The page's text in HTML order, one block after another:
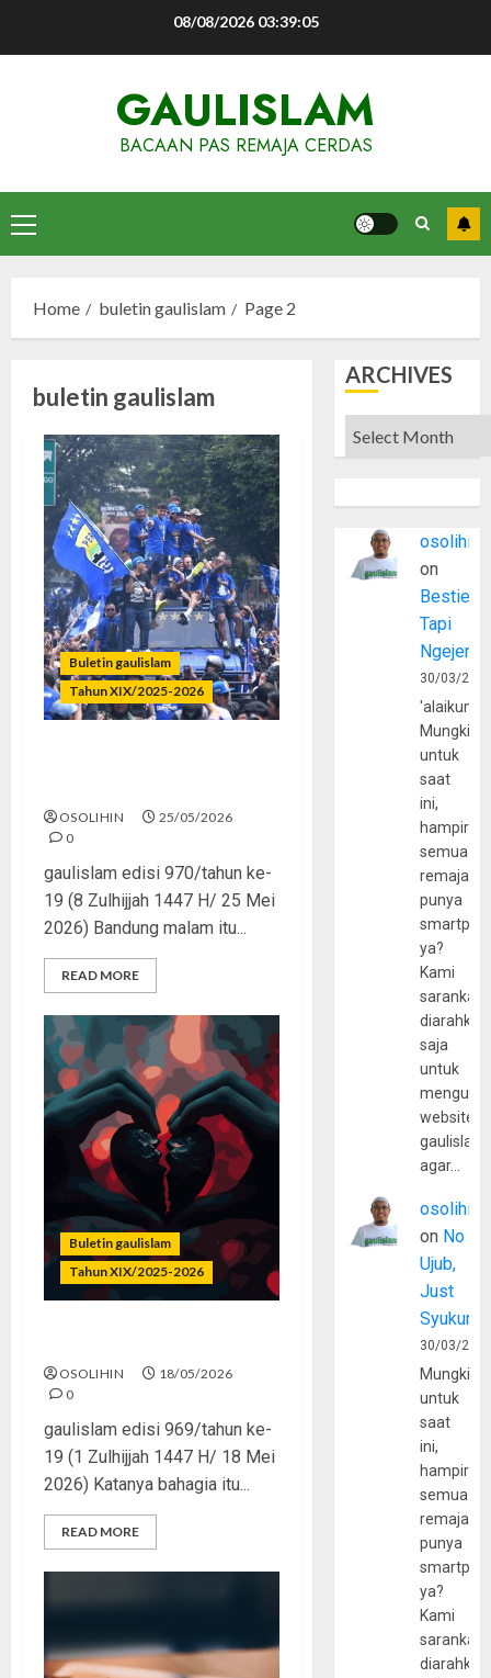
08/08/2026 03:39:06
GAULISLAM
BACAAN PAS REMAJA CERDAS
Primary
Menu
Home buletin gaulislam Page 2
buletin gaulislam
Buletin gaulislam
Tahun XIX/2025-2026
OSOLIHIN
25/05/2026
0
gaulislam edisi 970/tahun ke-
19 (8 Zulhijjah 1447 H/ 25 Mei
2026) Bandung malam itu...
READ MORE
Buletin gaulislam
Tahun XIX/2025-2026
OSOLIHIN
18/05/2026
0
gaulislam edisi 969/tahun ke-
19 (1 Zulhijjah 1447 H/ 18 Mei
2026) Katanya bahagia itu...
READ MORE
ARCHIVES
Archives
osolihin
on
Bestie
Tapi
30/03/
Mungkin
untuk
saat
ini,
hampir
semua
remaja
punya
ya?
Kami
sarankan,
diarahkan
saja
untuk
website
agar…
osolihin
on No
Ujub,
Just
Syukur
30/03/
Mungkin
untuk
saat
ini,
hampir
semua
remaja
punya
ya?
Kami
sarankan,
diarahkan